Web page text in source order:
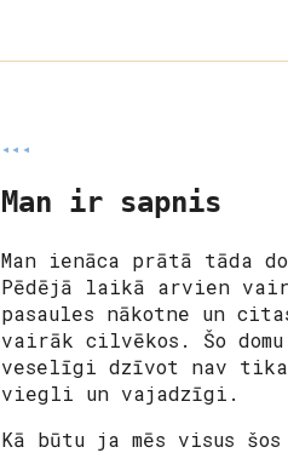
◂◂◂
Man ir sapnis
Man ienāca prātā tāda
Pēdējā laikā arvien
pasaules nākotne un
vairāk cilvēkos. Šo
veselīgi dzīvot nav
viegli un vajadzīgi.
Kā būtu ja mēs visus